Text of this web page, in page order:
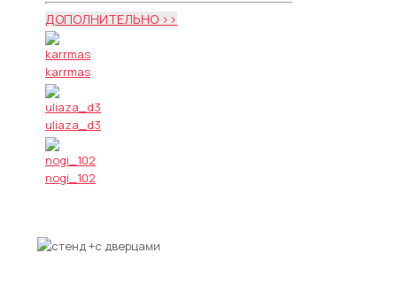
ДОПОЛНИТЕЛЬНО >>
karrmas
uliaza_d3
nogi_102